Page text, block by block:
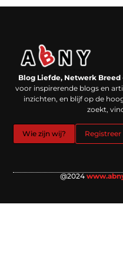
Blog Liefde, Netwerk Breed
voor inspirerende blogs en
inzichten, en blijf op de
zoekt,
Wie zijn wij? Registreer
@2024